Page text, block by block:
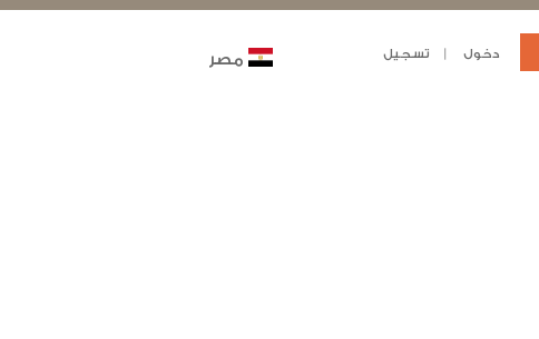
دخول تسجيل مصر